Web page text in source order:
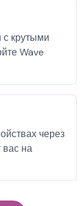
крутыми
Wave
через
вас на